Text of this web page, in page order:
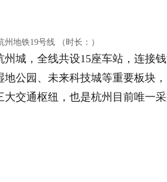
地铁19号线 （时长：）
城，全线共设15座车站，连接
公园、未来科技城等重要板块
交通枢纽，也是杭州目前唯一